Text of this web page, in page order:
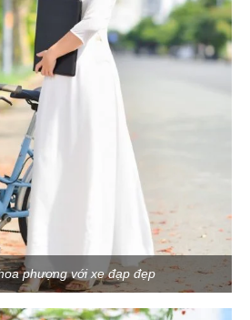
phượng với xe đạp đẹp